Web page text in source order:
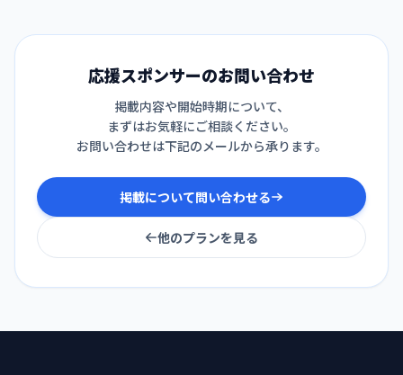
応援スポンサーのお問い合わせ
掲載内容や開始時期について、
まずはお気軽にご相談ください。
お問い合わせは下記のメールから承ります。
掲載について問い合わせる
他のプランを見る